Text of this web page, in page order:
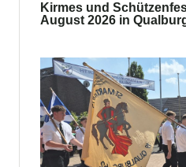
Kirmes und
August 2026 in